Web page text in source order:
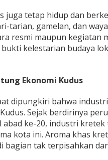
juga tetap hidup dan
tarian, gamelan, dan
resmi maupun kegiatan
kelestarian budaya
Ekonomi Kudus
dipungkiri bahwa
Sejak berdirinya
abad ke-20, industri
kota ini. Aroma khas
bagian tak terpisahkan